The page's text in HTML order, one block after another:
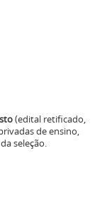
de ensino,
seleção.